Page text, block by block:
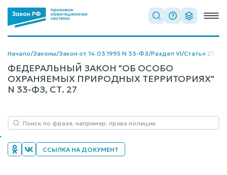
Начало/Законы/Закон от 14.03.1995 N 33-ФЗ/Раздел VI/Статья 27
ФЕДЕРАЛЬНЫЙ ЗАКОН "ОБ ОСОБО
ОХРАНЯЕМЫХ ПРИРОДНЫХ ТЕРРИТОРИЯХ"
N 33-ФЗ, СТ. 27
ССЫЛКА НА ДОКУМЕНТ